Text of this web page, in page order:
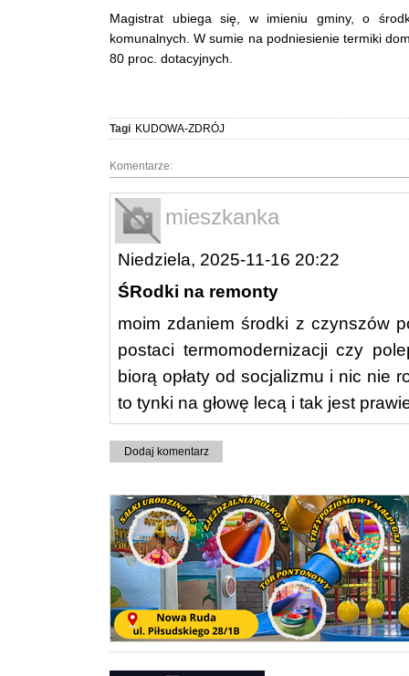
Magistrat ubiega się, w imieniu gminy, o
komunalnych. W sumie na podniesienie termiki
80 proc. dotacyjnych.
Tagi KUDOWA-ZDRÓJ
Komentarze:
mieszkanka
Niedziela, 2025-11-16 20:22
ŚRodki na remonty
moim zdaniem środki z czynszów
postaci termomodernizacji czy
biorą opłaty od socjalizmu i nic nie
to tynki na głowę lecą i tak jest
Dodaj komentarz